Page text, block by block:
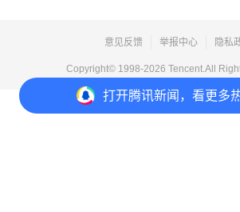
打开腾讯新闻，看更多
意见反馈 举报中心 隐私
Copyright© 1998-2026 Tencent.All